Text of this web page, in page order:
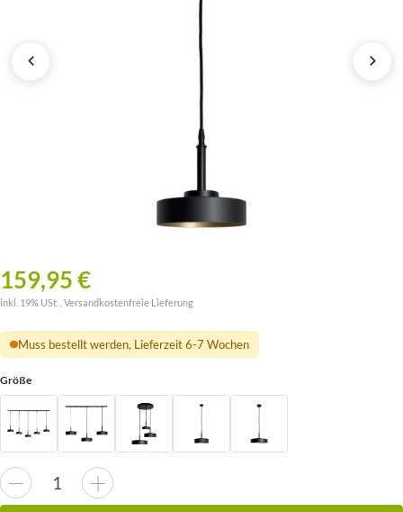
159,95 €
inkl. 19% USt. , Versandkostenfreie Lieferung
Muss bestellt werden, Lieferzeit 6-7 Wochen
Größe